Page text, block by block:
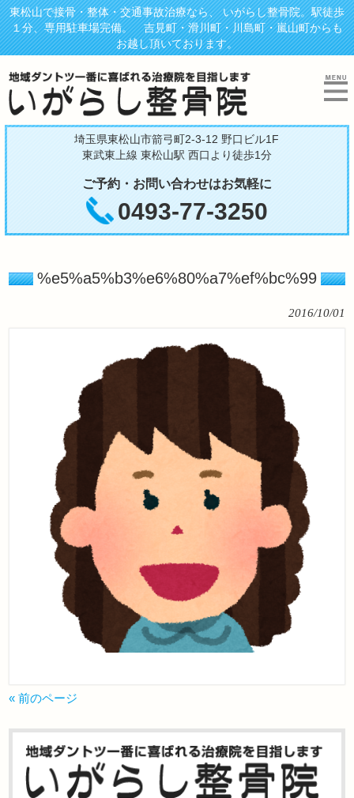
東松山で接骨・整体・交通事故治療なら、 いがらし整骨院。駅徒歩
１分、専用駐車場完備。 吉見町・滑川町・川島町・嵐山町からも
お越し頂いております。
埼玉県東松山市箭弓町2-3-12 野口ビル1F
東武東上線 東松山駅 西口より徒歩1分
ご予約・お問い合わせはお気軽に
0493-77-3250
%e5%a5%b3%e6%80%a7%ef%bc%99
2016/10/01
« 前のページ